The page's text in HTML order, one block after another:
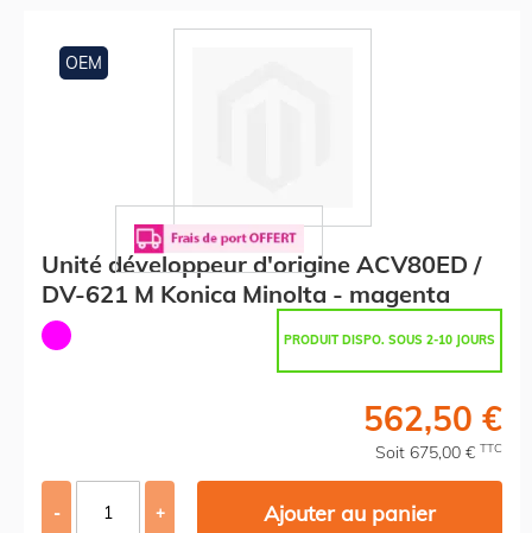
OEM
Unité développeur d'origine ACV80ED /
DV-621 M Konica Minolta - magenta
PRODUIT DISPO. SOUS 2-10 JOURS
562,50 €
Soit 675,00 € TTC
- + Ajouter au panier